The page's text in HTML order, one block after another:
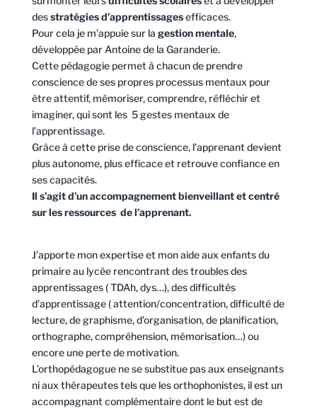
desstratégies d’apprentissagesefficaces.
Pour cela je m’appuie sur la gestion mentale,
développée par Antoine de la Garanderie.
Cette pédagogie permet à chacun de prendre
conscience de ses propres processus mentaux pour
être attentif, mémoriser, comprendre, réfléchir et
imaginer, qui sont les 5 gestes mentaux de
l’apprentissage.
Grâce à cette prise de conscience, l’apprenant devient
plus autonome, plus efficace et retrouve confiance en
ses capacités.
Il s’agit d’un accompagnement bienveillant et centré
sur les ressources de l’apprenant.
J’apporte mon expertise et mon aide aux enfants du
primaire au lycée rencontrant des troubles des
apprentissages ( TDAh, dys…), des difficultés
d’apprentissage ( attention/concentration, difficulté de
lecture, de graphisme, d’organisation, de planification,
orthographe, compréhension, mémorisation…) ou
encore une perte de motivation.
L’orthopédagogue ne se substitue pas aux enseignants
ni aux thérapeutes tels que les orthophonistes, il est un
accompagnant complémentaire dont le but est de